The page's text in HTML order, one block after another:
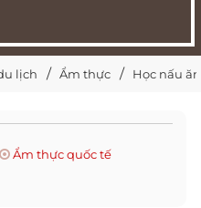
lịch Ẩm thực Học nấu ăn
Ẩm thực quốc tế